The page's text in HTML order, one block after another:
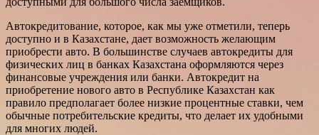
Автокредитование, которое, как мы уже отметили, теперь
доступно и в Казахстане, дает возможность желающим
приобрести авто. В большинстве случаев автокредиты для
физических лиц в банках Казахстана оформляются через
финансовые учреждения или банки. Автокредит на
приобретение нового авто в Республике Казахстан как
правило предполагает более низкие процентные ставки, чем
обычные потребительские кредиты, что делает их удобными
для многих людей.